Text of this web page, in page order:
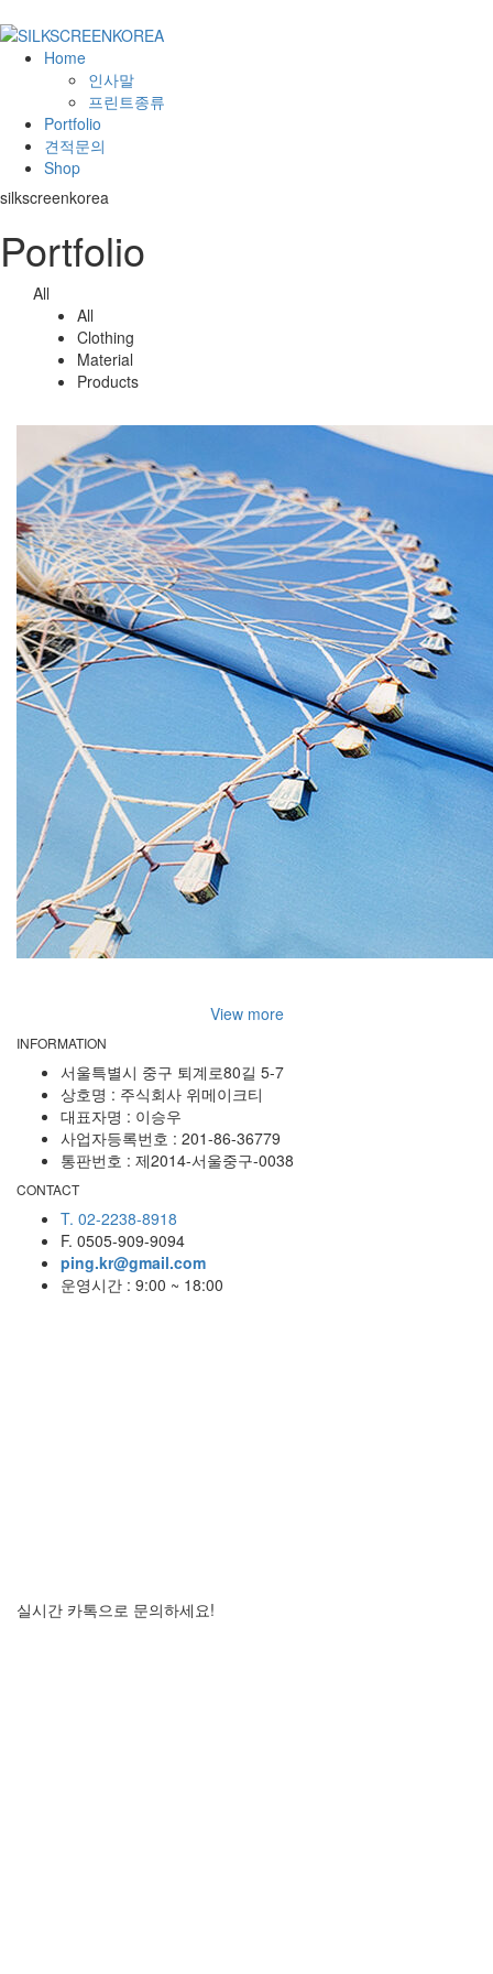
Home
인사말
프린트종류
Portfolio
견적문의
Shop
silkscreenkorea
Portfolio
All
All
Clothing
Material
Products
View more
INFORMATION
서울특별시 중구 퇴계로80길 5-7
상호명 : 주식회사 위메이크티
대표자명 : 이승우
사업자등록번호 : 201-86-36779
통판번호 : 제2014-서울중구-0038
CONTACT
T. 02-2238-8918
F. 0505-909-9094
ping.kr@gmail.com
운영시간 : 9:00 ~ 18:00
실시간 카톡으로 문의하세요!